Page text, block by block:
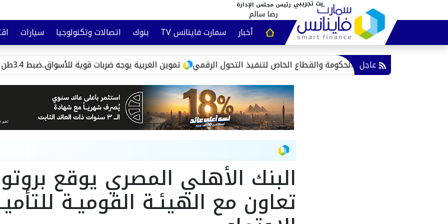
رئيس مجلس الإدارة
رضا سالم
أخبار
سمارت فاينانس TV بنوك اتصالات وتكنولوجيا سيارات
عقارات وتأمين
وعي مالي عاجل تموين الغربية يوجه ضربات قوية للأسواق..ضبط 3.4طن سلع مجهولة و3000رغيف مدعم قبل تهريبها تدعو لتكامل الحكومة والقطاع الخاص لتنفيذ التحول الرقمي
البنك الأهلي المصري يوقع
تعاون مع الهيئـة القوميـة